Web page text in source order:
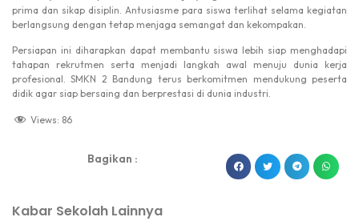
prima dan sikap disiplin. Antusiasme para siswa terlihat selama kegiatan
berlangsung dengan tetap menjaga semangat dan kekompakan.
Persiapan ini diharapkan dapat membantu siswa lebih siap menghadapi
tahapan rekrutmen serta menjadi langkah awal menuju dunia kerja
profesional. SMKN 2 Bandung terus berkomitmen mendukung peserta
didik agar siap bersaing dan berprestasi di dunia industri.
Views: 86
Bagikan :
Kabar Sekolah Lainnya